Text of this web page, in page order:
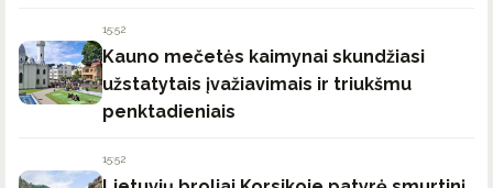
15:52
Kauno mečetės kaimynai skundžiasi
užstatytais įvažiavimais ir triukšmu
penktadieniais
15:52